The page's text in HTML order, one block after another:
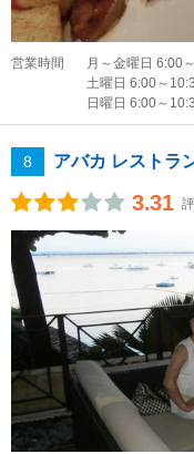
営業時間
月～金曜日 6:00
土曜日 6:00～
日曜日 6:00～
8 アバカ レストラ
3.31